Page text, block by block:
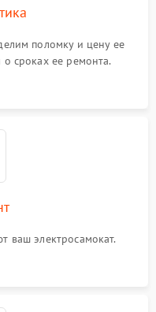
поломку и цену ее
сроках ее ремонта.
ваш электросамокат.